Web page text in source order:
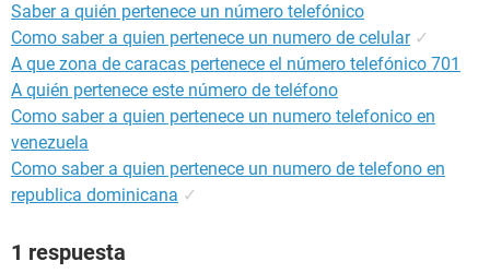
Saber a quién pertenece un número telefónico
Como saber a quien pertenece un numero de celular ✓
A que zona de caracas pertenece el número telefónico 701
A quién pertenece este número de teléfono
Como saber a quien pertenece un numero telefonico en
venezuela
Como saber a quien pertenece un numero de telefono en
republica dominicana ✓
1 respuesta